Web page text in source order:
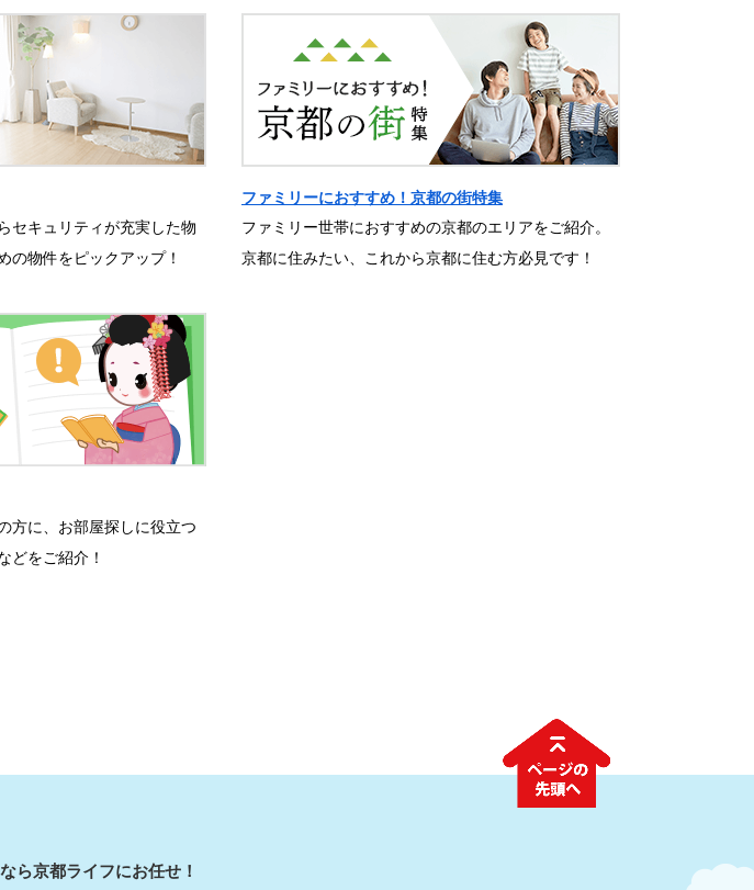
セキュリティが充実した物
の物件をピックアップ！
ファミリーにおすすめ！京都の街特集
ファミリー世帯におすすめの京都のエリアをご紹介。
京都に住みたい、これから京都に住む方必見です！
方に、お部屋探しに役立つ
どをご紹介！
ら京都ライフにお任せ！